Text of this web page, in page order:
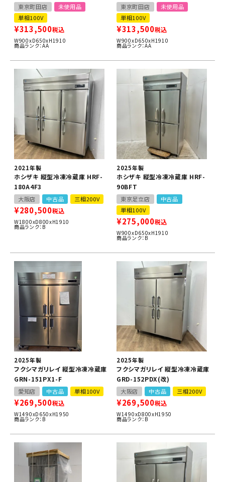
東京町田店
未使用品
単相100V
¥313,500税込
W900xD650xH1910
商品ランク：AA
東京町田店
未使用品
単相100V
¥313,500税込
W900xD650xH1910
商品ランク：AA
2021年製
ホシザキ 縦型冷凍冷蔵庫 HRF-
180A4F3
大阪店 中古品 三相200V
¥280,500税込
W1800xD800xH1910
商品ランク：B
2025年製
ホシザキ 縦型冷凍冷蔵庫 HRF-
90BFT
東京足立店
中古品
単相100V
¥275,000税込
W900xD650xH1910
商品ランク：B
2025年製
フクシマガリレイ 縦型冷凍冷蔵庫
GRN-151PX1-F
愛知店 中古品 単相100V
¥269,500税込
W1490xD650xH1950
商品ランク：B
2025年製
フクシマガリレイ 縦型冷凍冷蔵庫
GRD-152PDX(改)
大阪店 中古品 三相200V
¥269,500税込
W1490xD800xH1950
商品ランク：B